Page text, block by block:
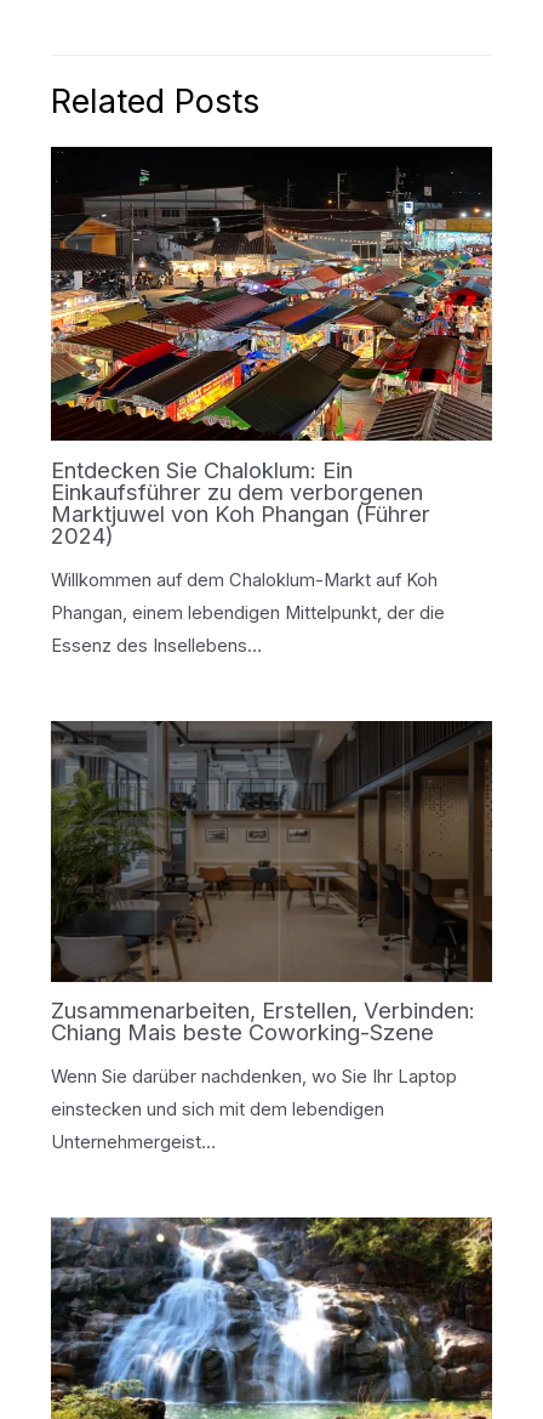
Related Posts
Entdecken Sie Chaloklum: Ein
Einkaufsführer zu dem verborgenen
Marktjuwel von Koh Phangan (Führer
2024)
Willkommen auf dem Chaloklum-Markt auf Koh
Phangan, einem lebendigen Mittelpunkt, der die
Essenz des Insellebens…
Zusammenarbeiten, Erstellen, Verbinden:
Chiang Mais beste Coworking-Szene
Wenn Sie darüber nachdenken, wo Sie Ihr Laptop
einstecken und sich mit dem lebendigen
Unternehmergeist…